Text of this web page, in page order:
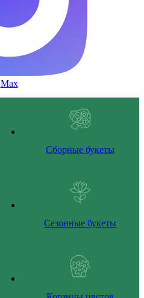
Max
Сборные букеты
Сезонные букеты